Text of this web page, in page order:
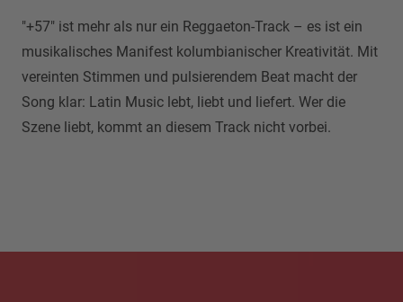
"+57" ist mehr als nur ein Reggaeton-Track – es ist ein
musikalisches Manifest kolumbianischer Kreativität. Mit
vereinten Stimmen und pulsierendem Beat macht der
Song klar: Latin Music lebt, liebt und liefert. Wer die
Szene liebt, kommt an diesem Track nicht vorbei.